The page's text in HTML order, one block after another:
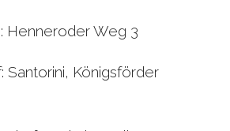
Henneroder Weg 3
Santorini, Königsförder